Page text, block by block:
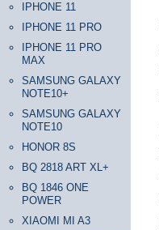
IPHONE 11
IPHONE 11 PRO
IPHONE 11 PRO
MAX
SAMSUNG GALAXY
NOTE10+
SAMSUNG GALAXY
NOTE10
HONOR 8S
BQ 2818 ART XL+
BQ 1846 ONE
POWER
XIAOMI MI A3